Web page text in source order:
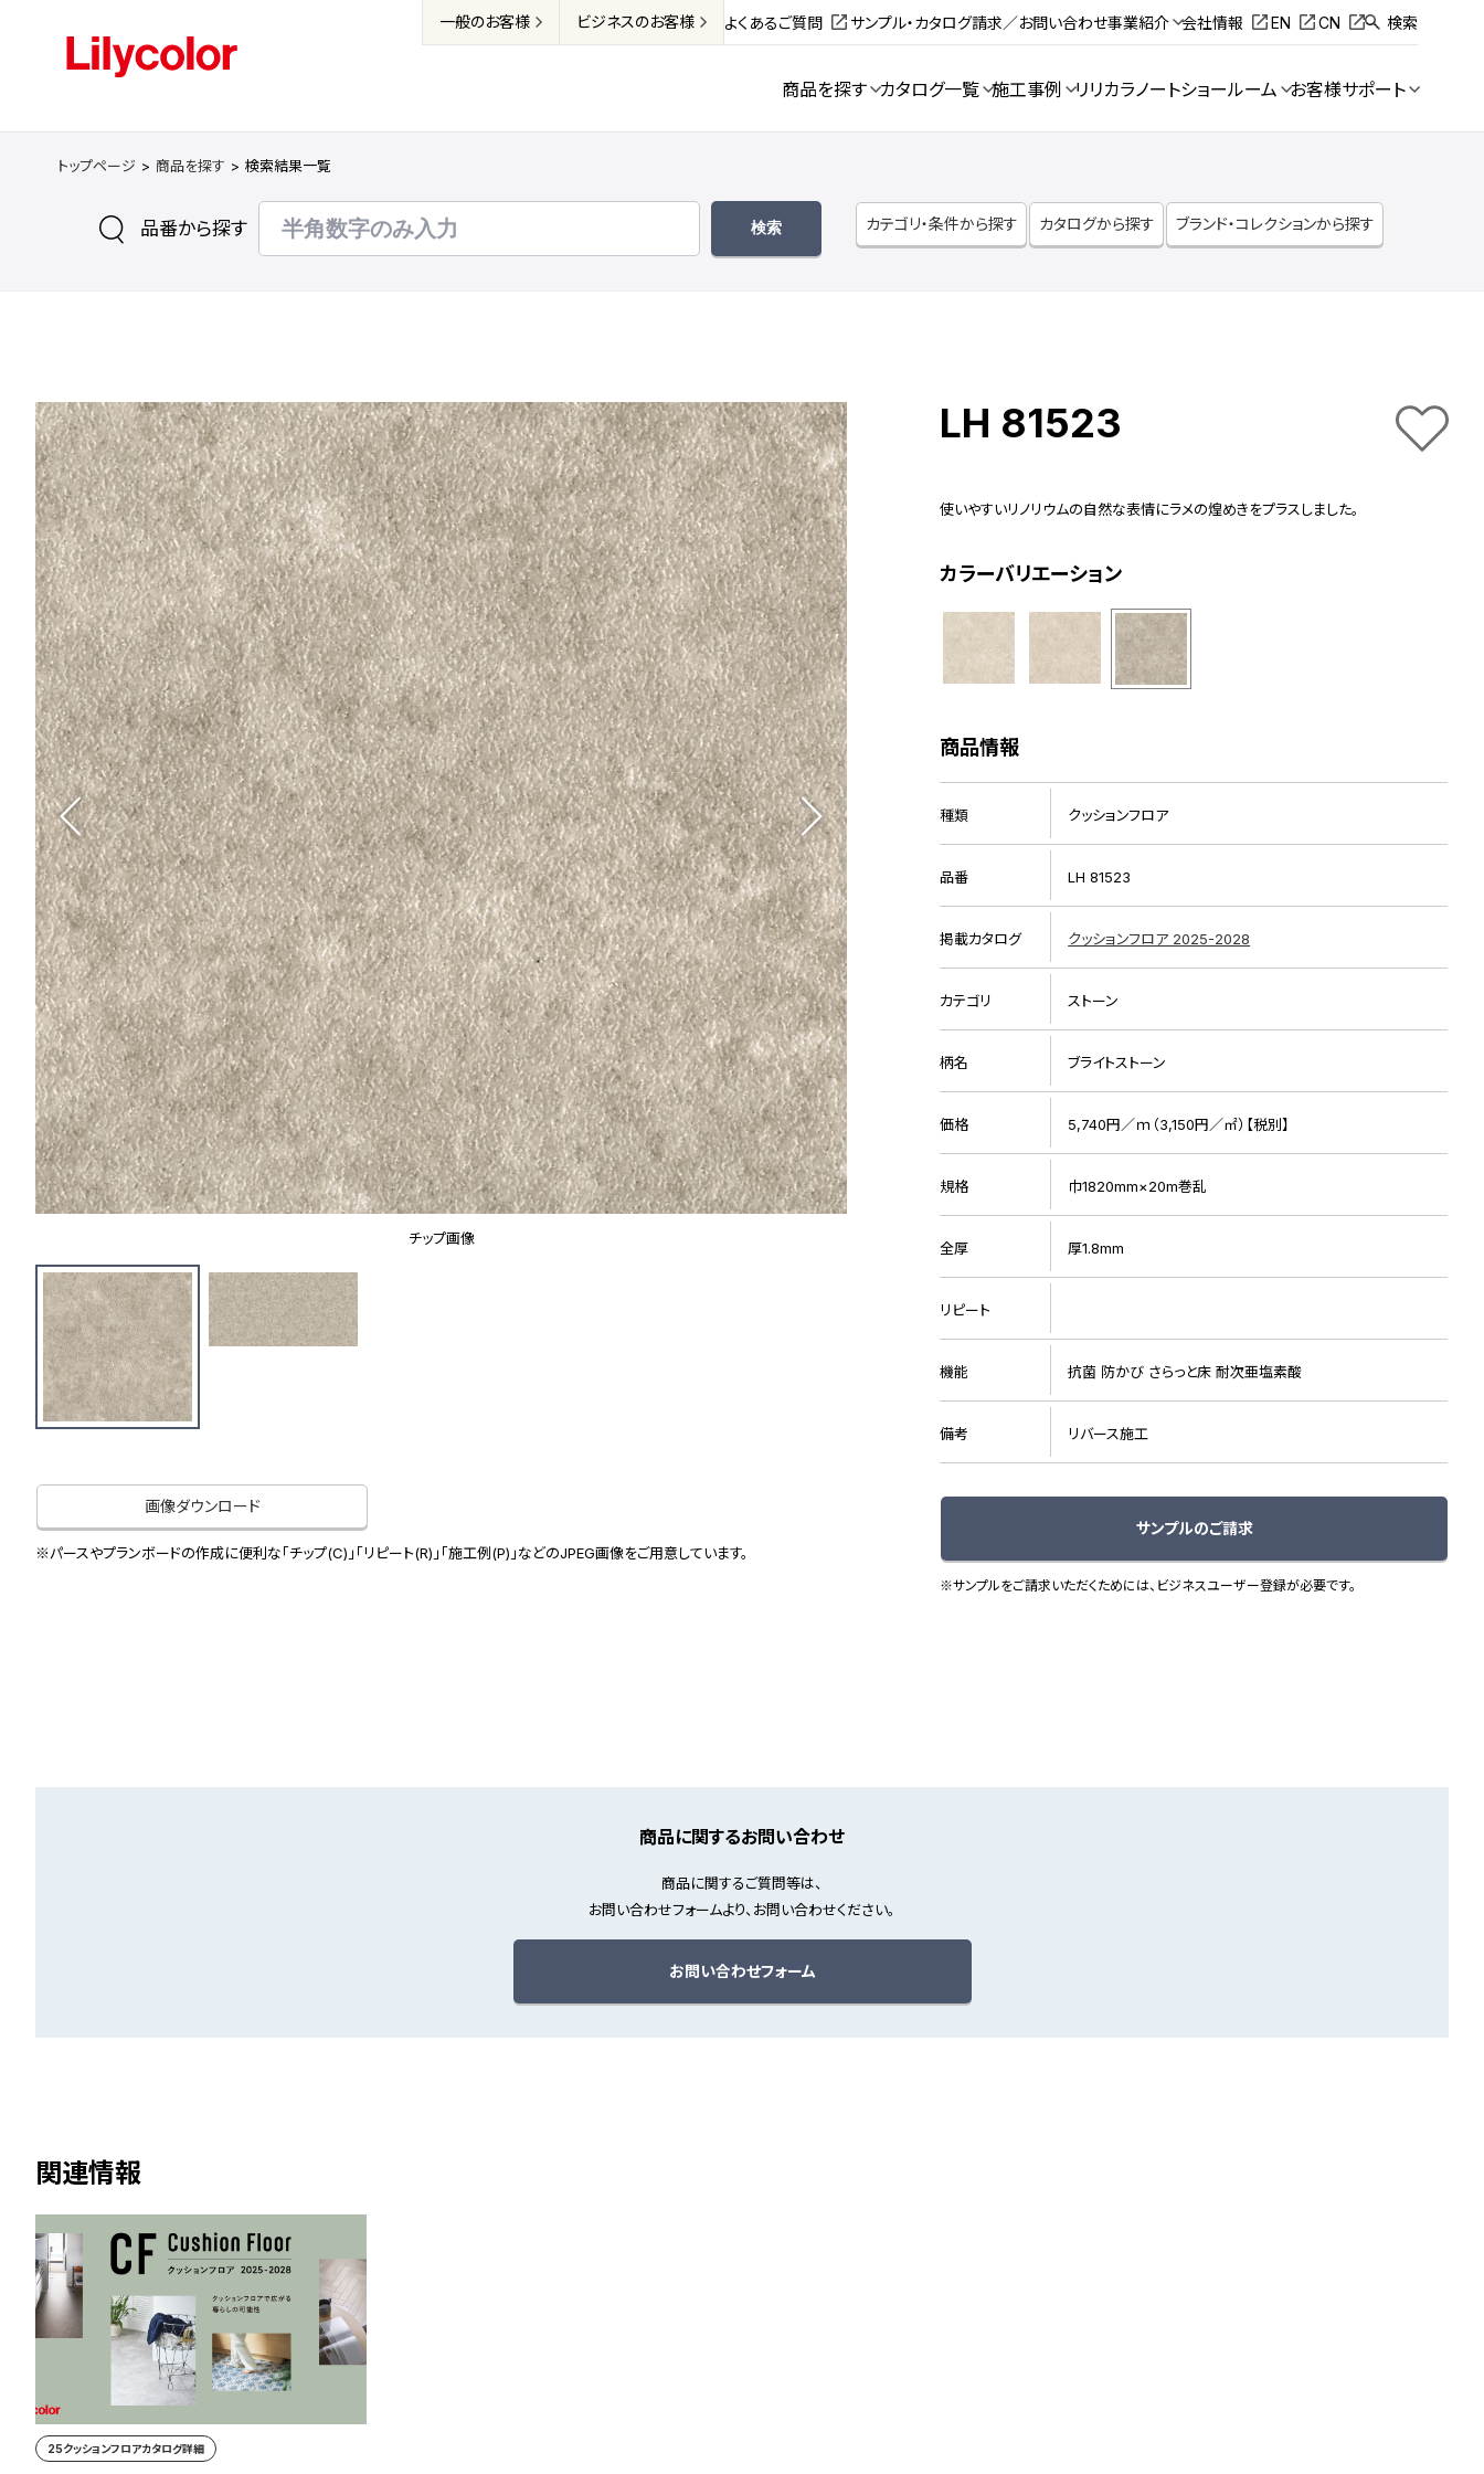
一般のお客様 ビジネスのお客様 よくあるご質問 サンプル・カタログ請求／お問い合わせ事業紹介 会社情報 EN CN 検索
商品を探す カタログ一覧 施工事例 リリカラノートショールーム お客様サポート
トップページ 商品を探す 検索結果一覧
品番から探す カテゴリ・条件から探す カタログから探す ブランド・コレクションから探す
チップ画像
画像ダウンロード
※パースやプランボードの作成に便利な「チップ(C)」「リピート(R)」「施工例(P)」などのJPEG画像をご用意しています。
LH 81523
使いやすいリノリウムの自然な表情にラメの煌めきをプラスしました。
カラーバリエーション
商品情報
種類 クッションフロア
品番 LH 81523
掲載カタログ クッションフロア 2025-2028
カテゴリ ストーン
柄名 ブライトストーン
価格 5,740円／ｍ（3,150円／㎡）【税別】
規格 巾1820mm×20m巻乱
全厚 厚1.8mm
リピート
機能 抗菌 防かび さらっと床 耐次亜塩素酸
備考 リバース施工
サンプルのご請求
※サンプルをご請求いただくためには、ビジネスユーザー登録が必要です。
商品に関するお問い合わせ
商品に関するご質問等は、
お問い合わせフォームより、お問い合わせください。
お問い合わせフォーム
関連情報
25クッションフロアカタログ詳細